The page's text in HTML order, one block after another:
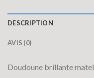
DESCRIPTION
AVIS (0)
Doudoune brillante